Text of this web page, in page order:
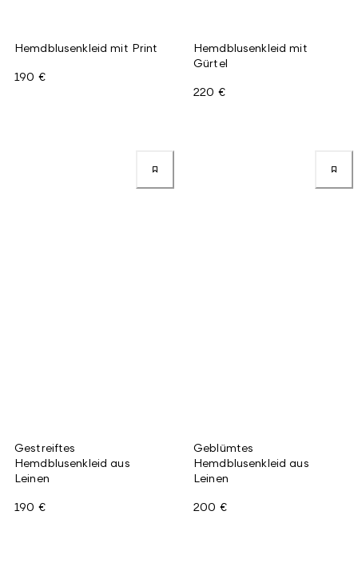
Hemdblusenkleid mit Print
190 €
Hemdblusenkleid mit
Gürtel
220 €
Gestreiftes
Hemdblusenkleid aus
Leinen
190 €
Geblümtes
Hemdblusenkleid aus
Leinen
200 €